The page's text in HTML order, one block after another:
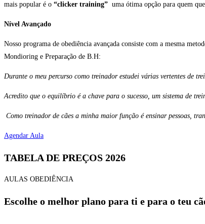
mais popular é o “clicker training” uma ótima opção para quem
Nível Avançado
Nosso programa de obediência avançada consiste com a mesma
Mondioring e Preparação de B.H:
Durante o meu percurso como treinador estudei várias vertentes de
Acredito que o equilíbrio é a chave para o sucesso, um sistema de
Como treinador de cães a minha maior função é ensinar pessoas,
Agendar Aula
TABELA DE PREÇOS 2026
AULAS OBEDIÊNCIA
Escolhe o melhor plano para ti e para o teu